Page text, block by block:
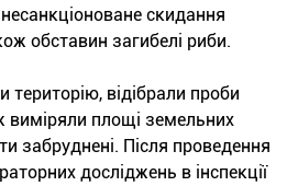
несанкціоноване скидання
обставин загибелі риби.
територію, відібрали проби
виміряли площі земельних
забруднені. Після проведення
досліджень в інспекції